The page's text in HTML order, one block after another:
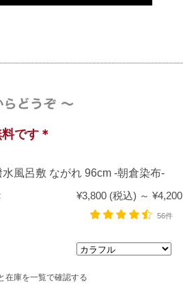
です＊
水風呂敷 ながれ 96cm -朝倉染布-
¥3,800 (税込) ～ ¥4,200
56件
在庫を一覧で確認する